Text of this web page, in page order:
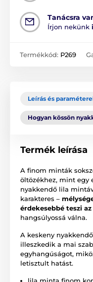
Tanácsra
Írjon nekünk
Termékkód: P269
Leírás és
Hogyan kössön
Termék leírása
A finom minták
öltözékhez, mint egy
nyakkendő lila
karakteres –
érdekesebbé teszi
hangsúlyossá válna.
A keskeny
illeszkedik a mai
egyhangúságot,
letisztult hatást.